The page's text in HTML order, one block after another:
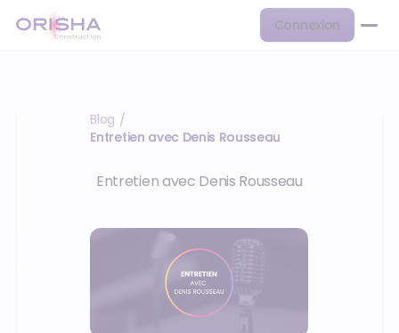
Connexion
Blog /
Entretien avec Denis Rousseau
Entretien avec Denis Rousseau